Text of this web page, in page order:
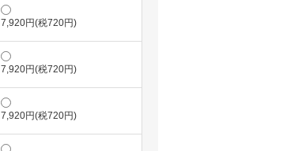
7,920円(税720円)
7,920円(税720円)
7,920円(税720円)